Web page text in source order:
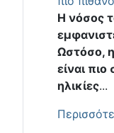
Η νόσος
Ωστόσο,
είναι
ηλικίες...